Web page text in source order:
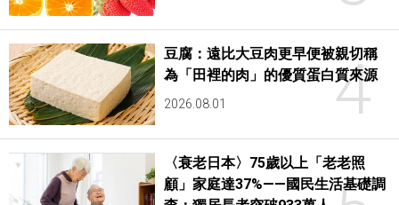
4
豆腐：遠比大豆肉更早便被親切稱
為「田裡的肉」的優質蛋白質來源
2026.08.01
〈衰老日本〉75歲以上「老老照
顧」家庭達37%——國民生活基礎調